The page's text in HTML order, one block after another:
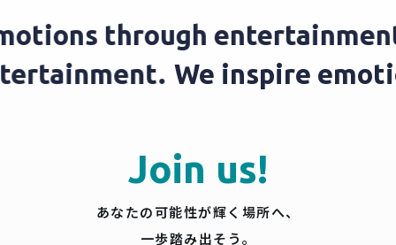
through entertainment.
We inspire
Join us!
あなたの可能性が輝く場所へ、
一歩踏み出そう。